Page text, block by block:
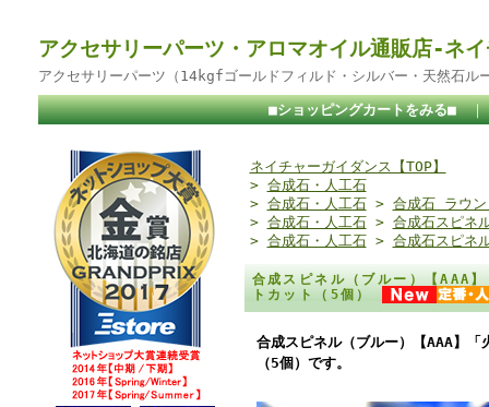
アクセサリーパーツ・アロマオイル通販店-ネ
アクセサリーパーツ（14kgfゴールドフィルド・シルバー・天然石ル
■ショッピングカートをみる■
ネイチャーガイダンス【TOP】
> 合成石・人工石
> 合成石・人工石> 合成石 ラウン
> 合成石・人工石> 合成石スピネ
> 合成石・人工石> 合成石スピネ
合成スピネル（ブルー）【AAA
トカット（5個）
合成スピネル（ブルー）【AAA】「
（5個）です。